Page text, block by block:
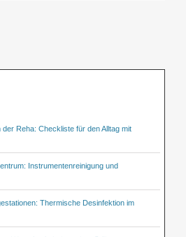
der Reha: Checkliste für den Alltag mit
Instrumentenreinigung und
Thermische Desinfektion im